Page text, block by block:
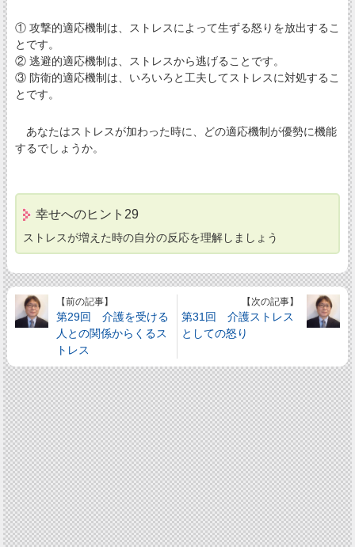
① 攻撃的適応機制は、ストレスによって生ずる怒りを放出するこ
とです。
② 逃避的適応機制は、ストレスから逃げることです。
③ 防衛的適応機制は、いろいろと工夫してストレスに対処するこ
とです。
あなたはストレスが加わった時に、どの適応機制が優勢に機能
するでしょうか。
幸せへのヒント29
ストレスが増えた時の自分の反応を理解しましょう
【前の記事】
第29回 介護を受ける
人との関係からくるス
トレス
【次の記事】
第31回 介護ストレス
としての怒り